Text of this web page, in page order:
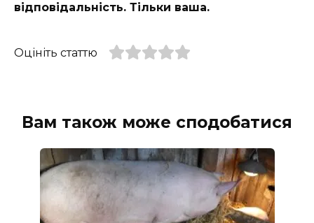
відповідальність. Тільки ваша.
Оцініть статтю
Вам також може сподобатися